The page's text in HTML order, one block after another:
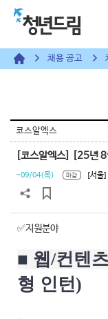
채용 공고
코스알엑스
[코스알엑스] [25년
~09/04(목) 마감 [서울]
✅지원분야
■ 웹/컨텐
형 인턴)